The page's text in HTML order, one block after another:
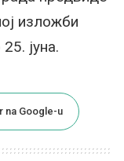
изложби
јуна.
na Google-u